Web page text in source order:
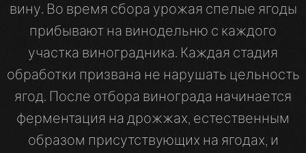
вину. Во время сбора урожая спелые ягоды
прибывают на винодельню с каждого
участка виноградника. Каждая стадия
обработки призвана не нарушать цельность
ягод. После отбора винограда начинается
ферментация на дрожжах, естественным
образом присутствующих на ягодах, и